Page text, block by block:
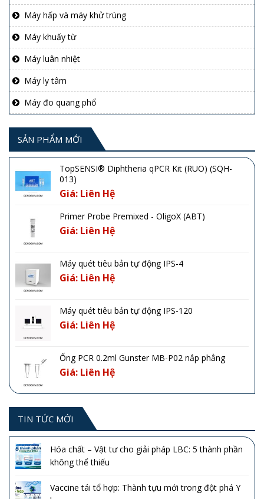
Máy hấp và máy khử trùng
Máy khuấy từ
Máy luân nhiệt
Máy ly tâm
Máy đo quang phổ
SẢN PHẨM MỚI
TopSENSI® Diphtheria qPCR Kit (RUO) (SQH-
013)
Giá: Liên Hệ
Primer Probe Premixed - OligoX (ABT)
Giá: Liên Hệ
Máy quét tiêu bản tự động IPS-4
Giá: Liên Hệ
Máy quét tiêu bản tự động IPS-120
Giá: Liên Hệ
Ống PCR 0.2ml Gunster MB-P02 nắp phẳng
Giá: Liên Hệ
TIN TỨC MỚI
Hóa chất – Vật tư cho giải pháp LBC: 5 thành phần
không thể thiếu
Vaccine tái tổ hợp: Thành tựu mới trong đột phá Y